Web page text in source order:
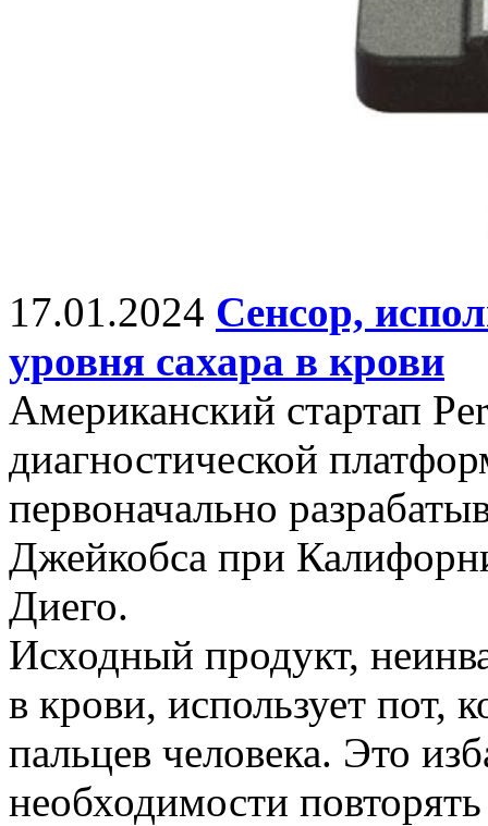
17.01.2024 Сенсор,
уровня сахара в крови
Американский стартап
диагностической
первоначально
Джейкобса при
Диего.
Исходный продукт,
в крови, использует пот,
пальцев человека. Это
необходимости